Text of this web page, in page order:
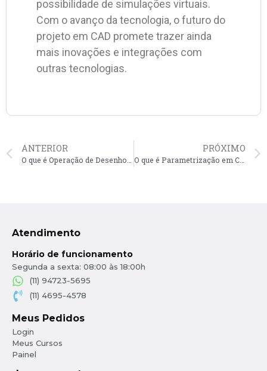
possibilidade de simulações virtuais.
Com o avanço da tecnologia, o futuro do
projeto em CAD promete trazer ainda
mais inovações e integrações com
outras tecnologias.
ANTERIOR PRÓXIMO
O que é Parametrização em CAD?
Atendimento
Horário de funcionamento
Segunda a sexta: 08:00 às 18:00h
(11) 94723-5695
(11) 4695-4578
Meus Pedidos
Login
Meus Cursos
Painel